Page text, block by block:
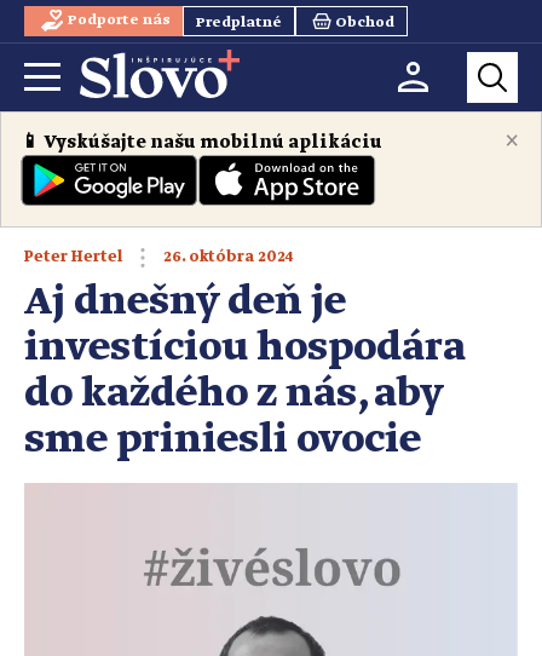
Podporte nás Predplatné Obchod
×
📱 Vyskúšajte našu mobilnú aplikáciu
Peter Hertel 26. októbra 2024
Aj dnešný deň je
investíciou hospodára
do každého z nás, aby
sme priniesli ovocie